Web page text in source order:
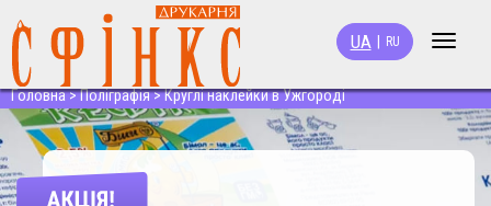
Toggle
UA RU
Головна>Поліграфія>Круглі наклейки в Ужгороді